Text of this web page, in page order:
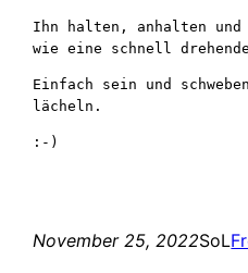
Ihn halten, anhalten
wie eine schnell drehende
Einfach sein und
lächeln.
:-)
November 25, 2022SoL